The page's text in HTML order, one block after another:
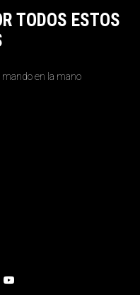
TODOS ESTOS
en la mano